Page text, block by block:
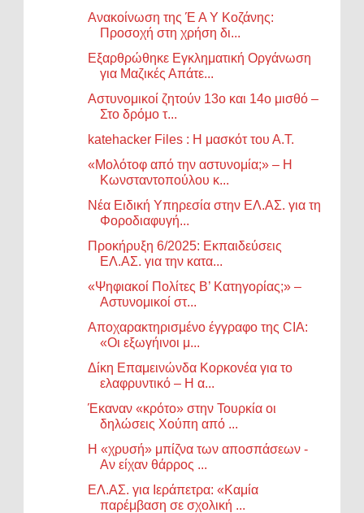
Ανακοίνωση της Έ Α Υ Κοζάνης:
Προσοχή στη χρήση δι...
Εξαρθρώθηκε Εγκληματική Οργάνωση
για Μαζικές Απάτε...
Αστυνομικοί ζητούν 13ο και 14ο μισθό –
Στο δρόμο τ...
katehacker Files : Η μασκότ του Α.Τ.
«Μολότοφ από την αστυνομία;» – Η
Κωνσταντοπούλου κ...
Νέα Ειδική Υπηρεσία στην ΕΛ.ΑΣ. για τη
Φοροδιαφυγή...
Προκήρυξη 6/2025: Εκπαιδεύσεις
ΕΛ.ΑΣ. για την κατα...
«Ψηφιακοί Πολίτες Β’ Κατηγορίας;» –
Αστυνομικοί στ...
Αποχαρακτηρισμένο έγγραφο της CIA:
«Οι εξωγήινοι μ...
Δίκη Επαμεινώνδα Κορκονέα για το
ελαφρυντικό – H α...
Έκαναν «κρότο» στην Τουρκία οι
δηλώσεις Χούπη από ...
Η «χρυσή» μπίζνα των αποσπάσεων -
Αν είχαν θάρρος ...
ΕΛ.ΑΣ. για Ιεράπετρα: «Καμία
παρέμβαση σε σχολική ...